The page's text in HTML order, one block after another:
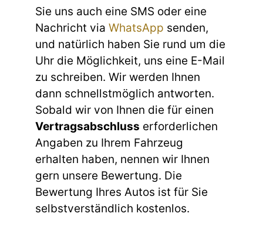
Sie uns auch eine SMS oder eine
Nachricht via WhatsApp senden,
und natürlich haben Sie rund um die
Uhr die Möglichkeit, uns eine E-Mail
zu schreiben. Wir werden Ihnen
dann schnellstmöglich antworten.
Sobald wir von Ihnen die für einen
Vertragsabschluss erforderlichen
Angaben zu Ihrem Fahrzeug
erhalten haben, nennen wir Ihnen
gern unsere Bewertung. Die
Bewertung Ihres Autos ist für Sie
selbstverständlich kostenlos.